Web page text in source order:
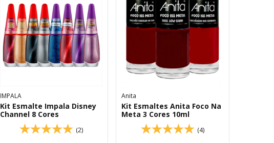
IMPALA
Kit Esmalte Impala Disney
Channel 8 Cores
(2)
Anita
Kit Esmaltes Anita Foco Na
Meta 3 Cores 10ml
(4)